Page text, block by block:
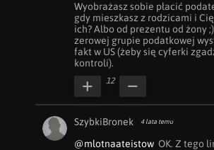
Wyobrażasz sobie płacić
gdy mieszkasz z rodzicami i
ich? Albo od prezentu od żony
zerowej grupie podatkowej
fakt w US (żeby się cyferki
kontroli).
12
SzybkiBronek 4 lata temu
@mlotnaateistow
OK. Z tego